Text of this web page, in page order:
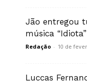
Jão entregou
música
Redação - 10 de
Luccas